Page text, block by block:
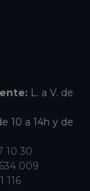
L. a V. de
10 a 14h y de
10 30
009
116